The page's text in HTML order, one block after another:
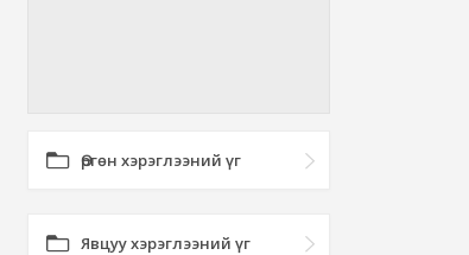
Өргөн хэрэглээний үг
Явцуу хэрэглээний үг